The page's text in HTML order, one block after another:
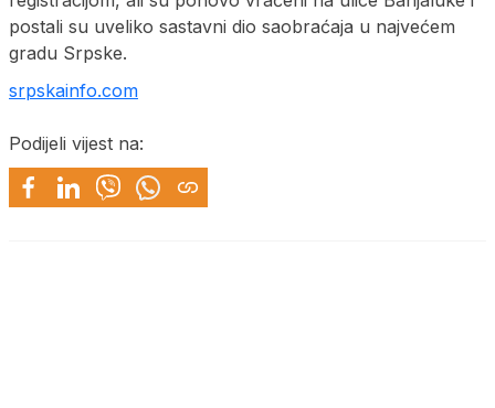
postali su uveliko sastavni dio saobraćaja u najvećem
gradu Srpske.
srpskainfo.com
Podijeli vijest na: